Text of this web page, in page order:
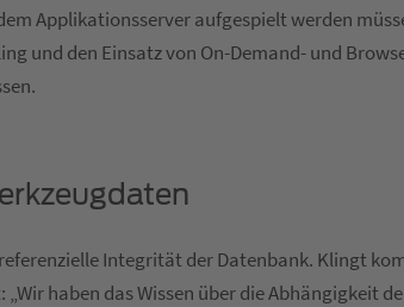
Applikationsserver aufgespielt werden
und den Einsatz von On-Demand- und
Integrität der Datenbank. Klingt
haben das Wissen über die Abhängigkeit